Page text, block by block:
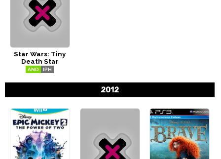
Star Wars: Tiny
Death Star
AND IPH
2012